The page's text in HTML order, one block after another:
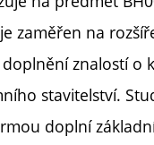
zaměřen na
znalostí o
stavitelství.
doplní